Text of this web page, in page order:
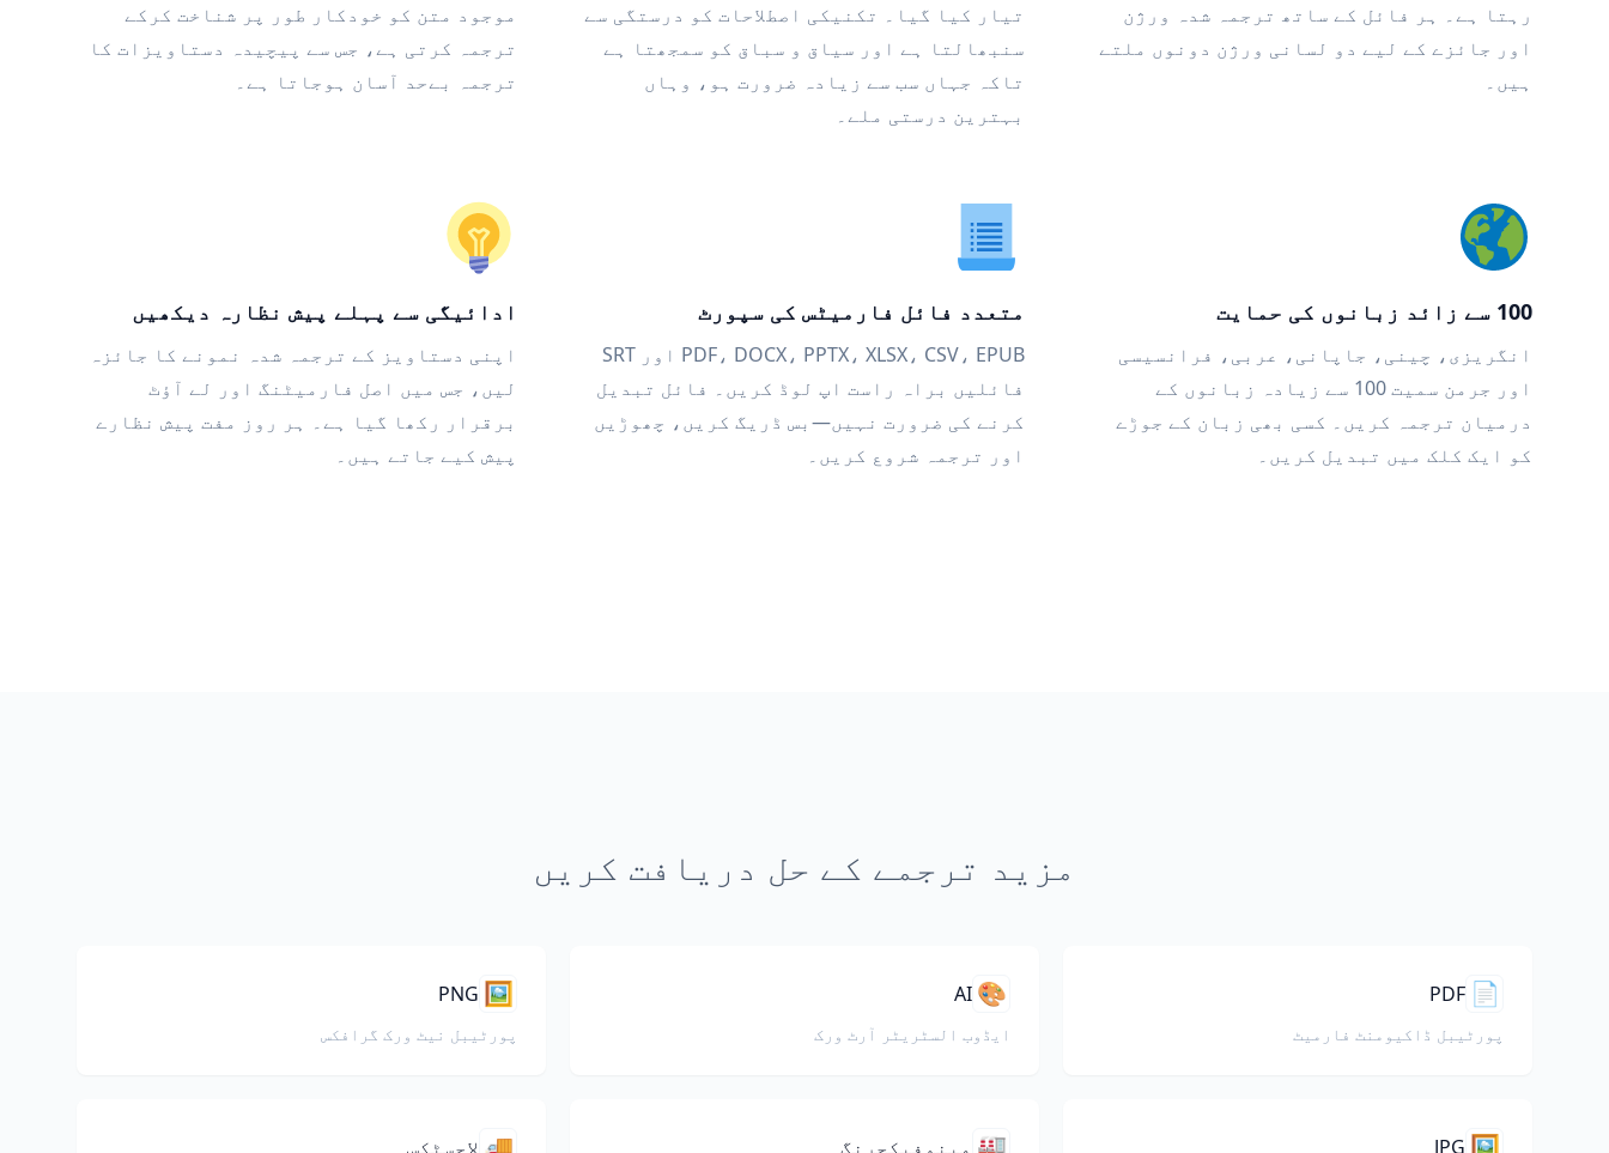
رہتا ہے۔ ہر فائل کے ساتھ ترجمہ شدہ ورژن
اور جائزے کے لیے دو لسانی ورژن دونوں ملتے
ہیں۔
تیار کیا گیا۔ تکنیکی اصطلاحات کو درستگی سے
سنبھالتا ہے اور سیاق و سباق کو سمجھتا ہے
تاکہ جہاں سب سے زیادہ ضرورت ہو، وہاں
بہترین درستی ملے۔
موجود متن کو خودکار طور پر شناخت کرکے
ترجمہ کرتی ہے، جس سے پیچیدہ دستاویزات کا
ترجمہ بےحد آسان ہوجاتا ہے۔
100 سے زائد زبانوں کی حمایت
انگریزی، چینی، جاپانی، عربی، فرانسیسی
اور جرمن سمیت 100 سے زیادہ زبانوں کے
درمیان ترجمہ کریں۔ کسی بھی زبان کے جوڑے
کو ایک کلک میں تبدیل کریں۔
متعدد فائل فارمیٹس کی سپورٹ
PDF، DOCX، PPTX، XLSX، CSV، EPUB اور SRT
فائلیں براہ راست اپ لوڈ کریں۔ فائل تبدیل
کرنے کی ضرورت نہیں—بس ڈریگ کریں، چھوڑیں
اور ترجمہ شروع کریں۔
ادائیگی سے پہلے پیش نظارہ دیکھیں
اپنی دستاویز کے ترجمہ شدہ نمونے کا جائزہ
لیں، جس میں اصل فارمیٹنگ اور لے آؤٹ
برقرار رکھا گیا ہے۔ ہر روز مفت پیش نظارے
پیش کیے جاتے ہیں۔
مزید ترجمے کے حل دریافت کریں
📄
PDF
پورٹیبل ڈاکیومنٹ فارمیٹ
🎨
AI
ایڈوب السٹریٹر آرٹ ورک
🖼️
PNG
پورٹیبل نیٹ ورک گرافکس
🖼️
JPG
🏭 مینوفیکچرنگ 🚚 لاجسٹکس